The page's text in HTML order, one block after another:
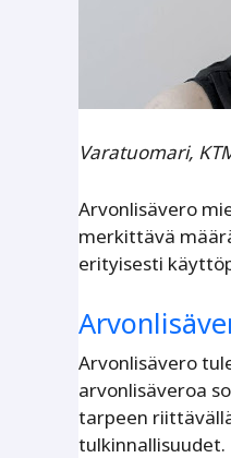
Varatuomari,
Arvonlisävero
merkittävä
erityisesti
Arvonlisävero
arvonlisäveroa
tarpeen
tulkinnallisuudet.